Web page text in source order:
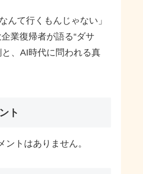
んて行くもんじゃない」
業復帰者が語る“ダサ
と、AI時代に問われる真
ト
ントはありません。